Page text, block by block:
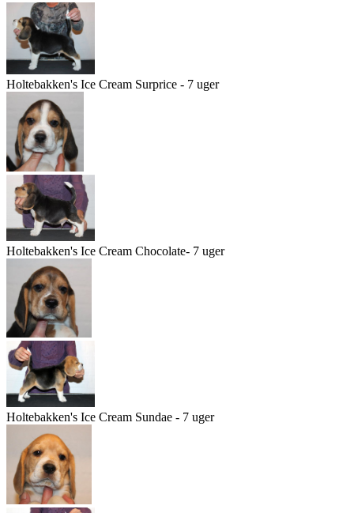
Holtebakken's Ice Cream Surprice - 7 uger
Holtebakken's Ice Cream Chocolate- 7 uger
Holtebakken's Ice Cream Sundae - 7 uger